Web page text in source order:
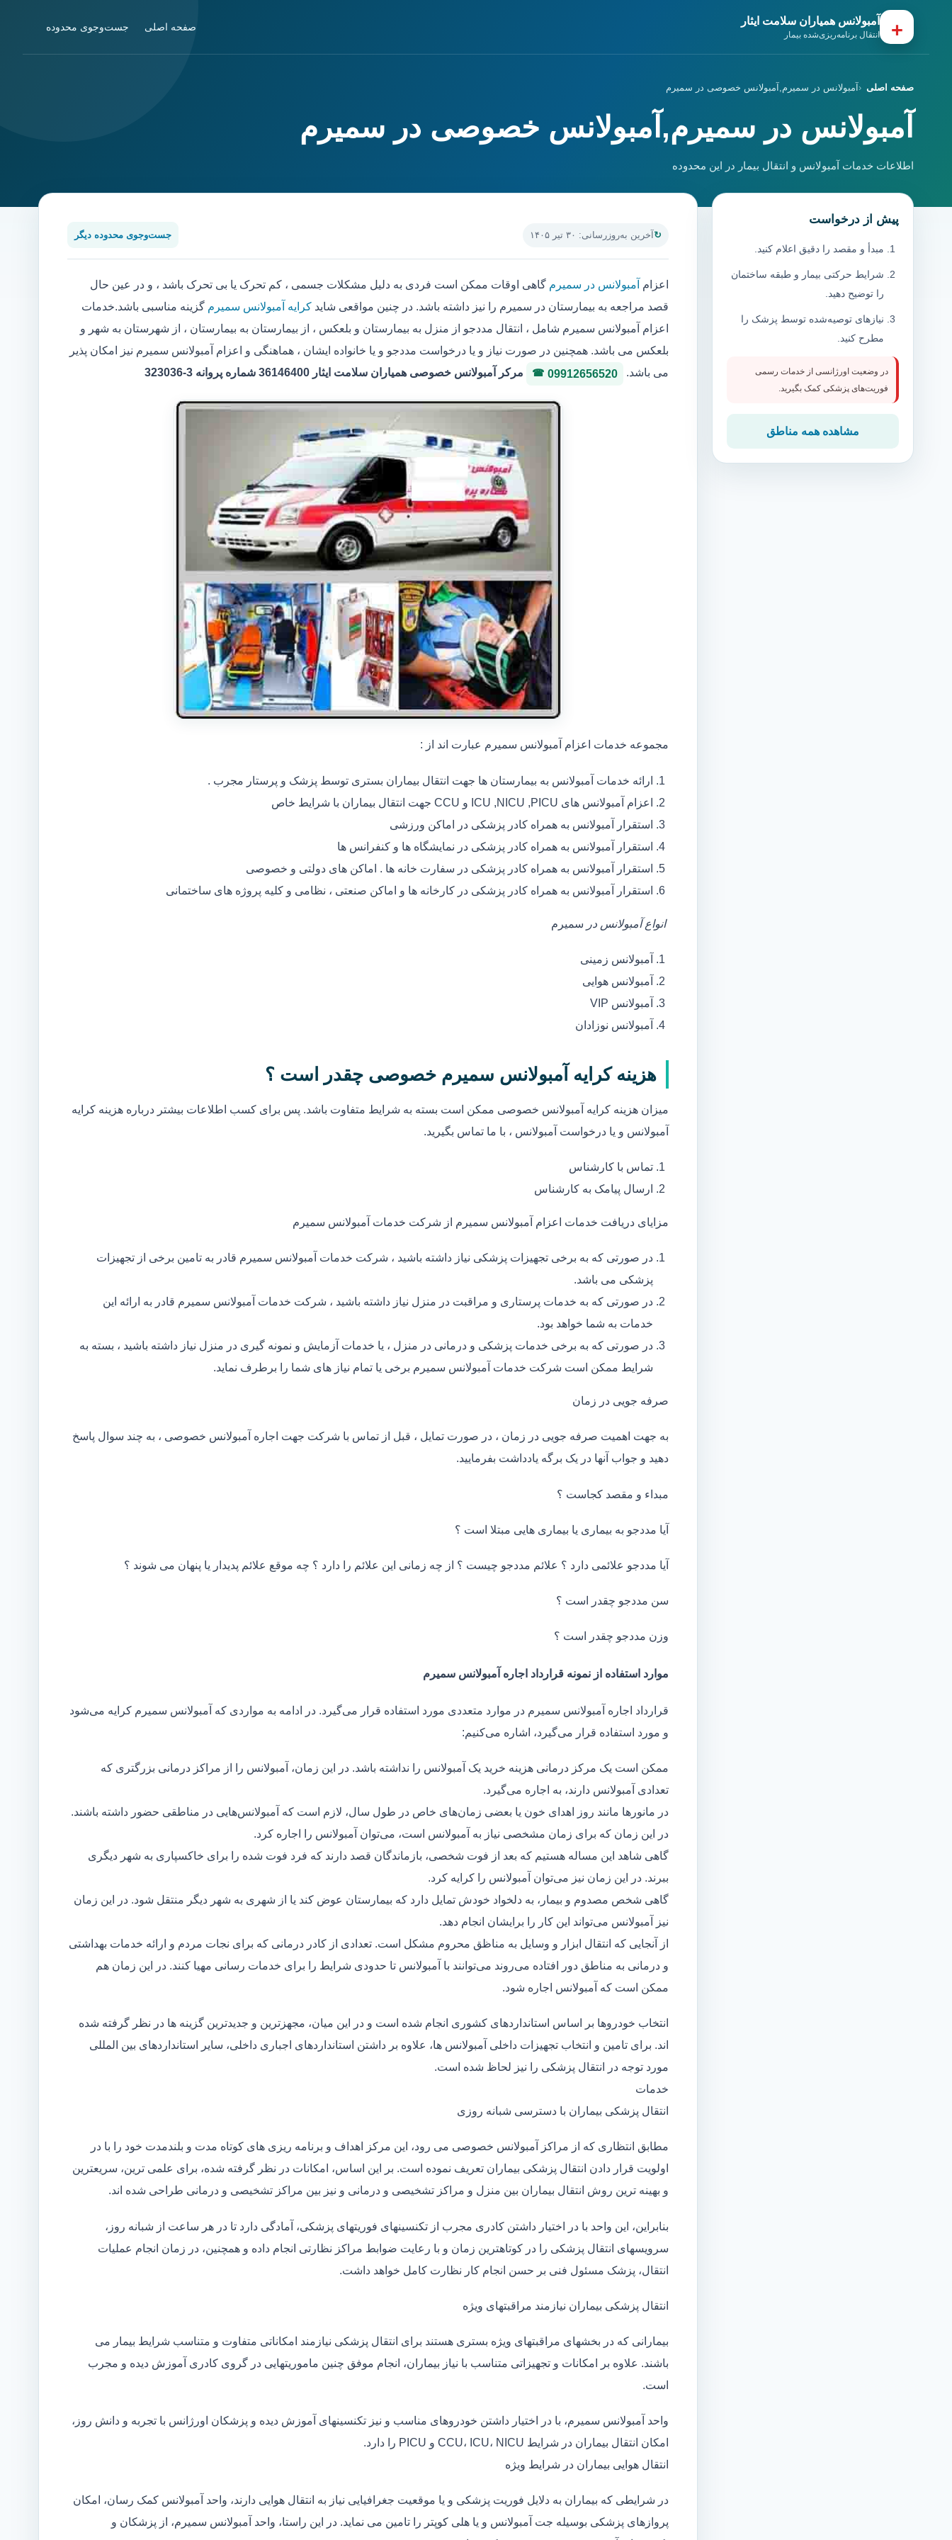
+ آمبولانس همیاران سلامت ایثار
انتقال برنامه‌ریزی‌شده بیمار
صفحه اصلی جست‌وجوی محدوده
صفحه اصلی آمبولانس در سمیرم,آمبولانس خصوصی در سمیرم
آمبولانس در سمیرم,آمبولانس خصوصی در سمیرم
اطلاعات خدمات آمبولانس و انتقال بیمار در این محدوده
آخرین به‌روزرسانی: ۳۰ تیر ۱۴۰۵ جست‌وجوی محدوده دیگر
اعزام آمبولانس در سمیرم گاهی اوقات ممکن است فردی به دلیل مشکلات جسمی ، کم تحرک یا بی تحرک باشد ، و در عین حال
قصد مراجعه به بیمارستان در سمیرم را نیز داشته باشد. در چنین مواقعی شاید کرایه آمبولانس سمیرم گزینه مناسبی باشد.خدمات
اعزام آمبولانس سمیرم شامل ، انتقال مددجو از منزل به بیمارستان و بلعکس ، از بیمارستان به بیمارستان ، از شهرستان به شهر و
بلعکس می باشد. همچنین در صورت نیاز و یا درخواست مددجو و یا خانواده ایشان ، هماهنگی و اعزام آمبولانس سمیرم نیز امکان پذیر
می باشد.
09912656520 مرکر آمبولانس خصوصی همیاران سلامت ایثار 36146400 شماره پروانه 3-323036
مجموعه خدمات اعزام آمبولانس سمیرم عبارت اند از :
ارائه خدمات آمبولانس به بیمارستان ها جهت انتقال بیماران بستری توسط پزشک و پرستار مجرب .
اعزام آمبولانس های ICU ,NICU ,PICU و CCU جهت انتقال بیماران با شرایط خاص
استقرار آمبولانس به همراه کادر پزشکی در اماکن ورزشی
استقرار آمبولانس به همراه کادر پزشکی در نمایشگاه ها و کنفرانس ها
استقرار آمبولانس به همراه کادر پزشکی در سفارت خانه ها . اماکن های دولتی و خصوصی
استقرار آمبولانس به همراه کادر پزشکی در کارخانه ها و اماکن صنعتی ، نظامی و کلیه پروژه های ساختمانی
انواع آمبولانس در سمیرم
آمبولانس زمینی
آمبولانس هوایی
آمبولانس VIP
آمبولانس نوزادان
هزینه کرایه آمبولانس سمیرم خصوصی چقدر است ؟
میزان هزینه کرایه آمبولانس خصوصی ممکن است بسته به شرایط متفاوت باشد. پس برای کسب اطلاعات بیشتر درباره هزینه کرایه
آمبولانس و یا درخواست آمبولانس ، با ما تماس بگیرید.
تماس با کارشناس
ارسال پیامک به کارشناس
مزایای دریافت خدمات اعزام آمبولانس سمیرم از شرکت خدمات آمبولانس سمیرم
در صورتی که به برخی تجهیزات پزشکی نیاز داشته باشید ، شرکت خدمات آمبولانس سمیرم قادر به تامین برخی از تجهیزات
پزشکی می باشد.
در صورتی که به خدمات پرستاری و مراقبت در منزل نیاز داشته باشید ، شرکت خدمات آمبولانس سمیرم قادر به ارائه این
خدمات به شما خواهد بود.
در صورتی که به برخی خدمات پزشکی و درمانی در منزل ، یا خدمات آزمایش و نمونه گیری در منزل نیاز داشته باشید ، بسته به
شرایط ممکن است شرکت خدمات آمبولانس سمیرم برخی یا تمام نیاز های شما را برطرف نماید.
صرفه جویی در زمان
به جهت اهمیت صرفه جویی در زمان ، در صورت تمایل ، قبل از تماس با شرکت جهت اجاره آمبولانس خصوصی ، به چند سوال پاسخ
دهید و جواب آنها در یک برگه یادداشت بفرمایید.
مبداء و مقصد کجاست ؟
آیا مددجو به بیماری یا بیماری هایی مبتلا است ؟
آیا مددجو علائمی دارد ؟ علائم مددجو چیست ؟ از چه زمانی این علائم را دارد ؟ چه موقع علائم پدیدار یا پنهان می شوند ؟
سن مددجو چقدر است ؟
وزن مددجو چقدر است ؟
موارد استفاده از نمونه قرارداد اجاره آمبولانس سمیرم
قرارداد اجاره آمبولانس سمیرم در موارد متعددی مورد استفاده قرار می‌گیرد. در ادامه به مواردی که آمبولانس سمیرم کرایه می‌شود
و مورد استفاده قرار می‌گیرد، اشاره می‌کنیم:
ممکن است یک مرکز درمانی هزینه خرید یک آمبولانس را نداشته باشد. در این زمان، آمبولانس را از مراکز درمانی بزرگتری که
تعدادی آمبولانس دارند، به اجاره می‌گیرد.
در مانور‌ها مانند روز اهدای خون یا بعضی زمان‌های خاص در طول سال، لازم است که آمبولانس‌هایی در مناطقی حضور داشته باشند.
در این زمان که برای زمان مشخصی نیاز به آمبولانس است، می‌توان آمبولانس را اجاره کرد.
گاهی شاهد این مساله هستیم که بعد از فوت شخصی، بازماندگان قصد دارند که فرد فوت شده را برای خاکسپاری به شهر دیگری
ببرند. در این زمان نیز می‌توان آمبولانس را کرایه کرد.
گاهی شخص مصدوم و بیمار، به دلخواد خودش تمایل دارد که بیمارستان عوض کند یا از شهری به شهر دیگر منتقل شود. در این زمان
نیز آمبولانس می‌تواند این کار را برایشان انجام دهد.
از آنجایی که انتقال ابزار و وسایل به مناظق محروم مشکل است. تعدادی از کادر درمانی که برای نجات مردم و ارائه خدمات بهداشتی
و درمانی به مناطق دور افتاده می‌روند می‌توانند با آمبولانس تا حدودی شرایط را برای خدمات رسانی مهیا کنند. در این زمان هم
ممکن است که آمبولانس اجاره شود.
انتخاب خودروها بر اساس استانداردهای کشوری انجام شده است و در این میان، مجهزترین و جدیدترین گزینه ها در نظر گرفته شده
اند. برای تامین و انتخاب تجهیزات داخلی آمبولانس ها، علاوه بر داشتن استانداردهای اجباری داخلی، سایر استانداردهای بین المللی
مورد توجه در انتقال پزشکی را نیز لحاظ شده است.
خدمات
انتقال پزشکی بیماران با دسترسی شبانه روزی
مطابق انتظاری که از مراکز آمبولانس خصوصی می رود، این مرکز اهداف و برنامه ریزی های کوتاه مدت و بلندمدت خود را با در
اولویت قرار دادن انتقال پزشکی بیماران تعریف نموده است. بر این اساس، امکانات در نظر گرفته شده، برای علمی ترین، سریعترین
و بهینه ترین روش انتقال بیماران بین منزل و مراکز تشخیصی و درمانی و نیز بین مراکز تشخیصی و درمانی طراحی شده اند.
بنابراین، این واحد با در اختیار داشتن کادری مجرب از تکنسینهای فوریتهای پزشکی، آمادگی دارد تا در هر ساعت از شبانه روز،
سرویسهای انتقال پزشکی را در کوتاهترین زمان و با رعایت ضوابط مراکز نظارتی انجام داده و همچنین، در زمان انجام عملیات
انتقال، پزشک مسئول فنی بر حسن انجام کار نظارت کامل خواهد داشت.
انتقال پزشکی بیماران نیازمند مراقبتهای ویژه
بیمارانی که در بخشهای مراقبتهای ویژه بستری هستند برای انتقال پزشکی نیازمند امکاناتی متفاوت و متناسب شرایط بیمار می
باشند. علاوه بر امکانات و تجهیزاتی متناسب با نیاز بیماران، انجام موفق چنین ماموریتهایی در گروی کادری آموزش دیده و مجرب
است.
واحد آمبولانس سمیرم، با در اختیار داشتن خودروهای مناسب و نیز تکنسینهای آموزش دیده و پزشکان اورژانس با تجربه و دانش روز،
امکان انتقال بیماران در شرایط CCU، ICU، NICU و PICU را دارد.
انتقال هوایی بیماران در شرایط ویژه
در شرایطی که بیماران به دلایل فوریت پزشکی و یا موقعیت جغرافیایی نیاز به انتقال هوایی دارند، واحد آمبولانس کمک رسان، امکان
پروازهای پزشکی بوسیله جت آمبولانس و یا هلی کوپتر را تامین می نماید. در این راستا، واحد آمبولانس سمیرم، از پزشکان و
پیش از درخواست
مبدأ و مقصد را دقیق اعلام کنید.
شرایط حرکتی بیمار و طبقه ساختمان
را توضیح دهید.
نیازهای توصیه‌شده توسط پزشک را
مطرح کنید.
در وضعیت اورژانسی از خدمات رسمی
فوریت‌های پزشکی کمک بگیرید.
مشاهده همه مناطق